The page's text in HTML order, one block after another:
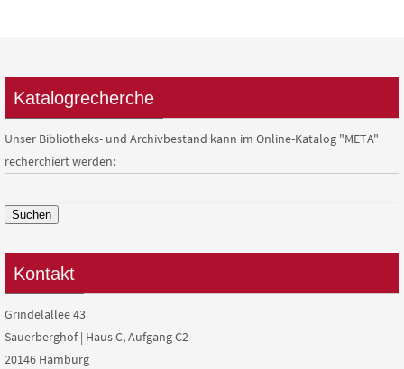
Katalogrecherche
Unser Bibliotheks- und Archivbestand kann im Online-Katalog "META"
recherchiert werden:
Suchen
Kontakt
Grindelallee 43
Sauerberghof | Haus C, Aufgang C2
20146 Hamburg